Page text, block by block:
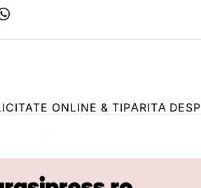
ONLINE & TIPĂRITĂ